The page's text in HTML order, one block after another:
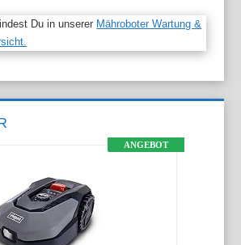
Du in unserer Mähroboter Wartung &
ANGEBOT